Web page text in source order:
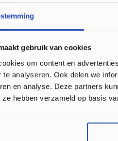
gebruik van cookies
om content en
te analyseren. Ook delen we
en analyse. Deze partners
hebben verzameld op basis
en het grootste assortiment